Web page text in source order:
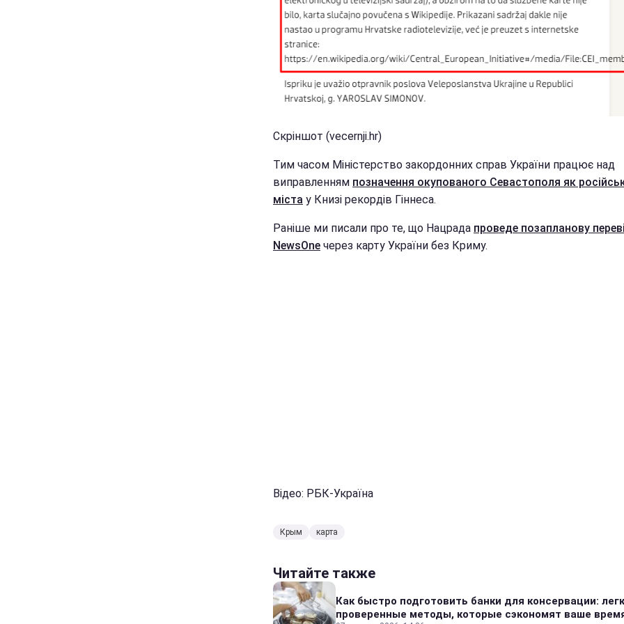
Скріншот (vecernji.hr)
Тим часом Міністерство закордонних справ України працює над
виправленням позначення окупованого Севастополя як
міста у Книзі рекордів Гіннеса.
Раніше ми писали про те, що Нацрада проведе позапланову
NewsOne через карту України без Криму.
Відео: РБК-Україна
Крым карта
Читайте также
Как быстро подготовить банки для консервации:
проверенные методы, которые сэкономят ваше